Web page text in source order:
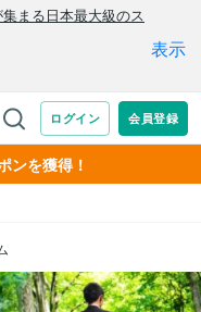
ンを獲得！